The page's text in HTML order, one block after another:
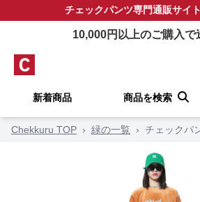
チェックパンツ専門通販サイト
10,000円以上のご購入で
新着商品 商品を検索
Chekkuru TOP › 緑の一覧 › チェックパ